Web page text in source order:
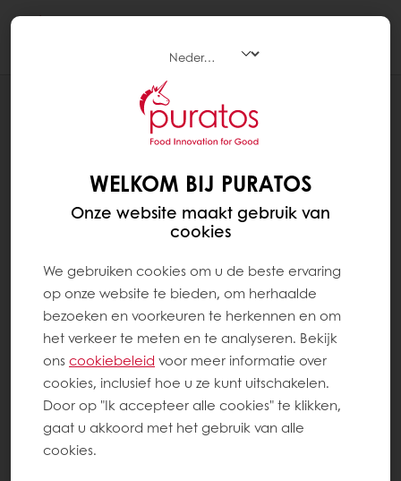
KRUIDNAGEL MANDARIJN
WELKOM BIJ PURATOS
Onze website maakt gebruik van
cookies
We gebruiken cookies om u de beste ervaring
op onze website te bieden, om herhaalde
bezoeken en voorkeuren te herkennen en om
het verkeer te meten en te analyseren. Bekijk
ons ​​cookiebeleid voor meer informatie over
cookies, inclusief hoe u ze kunt uitschakelen.
Door op "Ik accepteer alle cookies" te klikken,
gaat u akkoord met het gebruik van alle
cookies.